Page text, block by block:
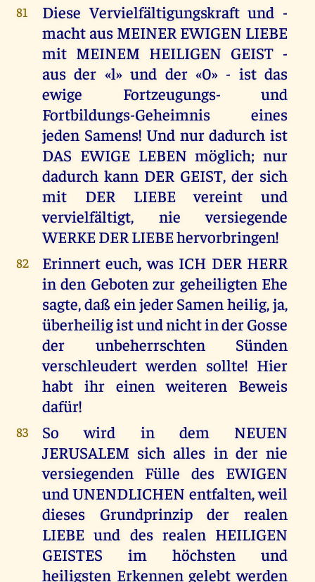
81
Diese Vervielfältigungskraft und -
macht aus MEINER EWIGEN LIEBE
mit MEINEM HEILIGEN GEIST -
aus der «l» und der «0» - ist das
ewige Fortzeugungs- und
Fortbildungs-Geheimnis eines
jeden Samens! Und nur dadurch ist
DAS EWIGE LEBEN möglich; nur
dadurch kann DER GEIST, der sich
mit DER LIEBE vereint und
vervielfältigt, nie versiegende
WERKE DER LIEBE hervorbringen!
82
Erinnert euch, was ICH DER HERR
in den Geboten zur geheiligten Ehe
sagte, daß ein jeder Samen heilig, ja,
überheilig ist und nicht in der Gosse
der unbeherrschten Sünden
verschleudert werden sollte! Hier
habt ihr einen weiteren Beweis
dafür!
83
So wird in dem NEUEN
JERUSALEM sich alles in der nie
versiegenden Fülle des EWIGEN
und UNENDLICHEN entfalten, weil
dieses Grundprinzip der realen
LIEBE und des realen HEILIGEN
GEISTES im höchsten und
heiligsten Erkennen gelebt werden